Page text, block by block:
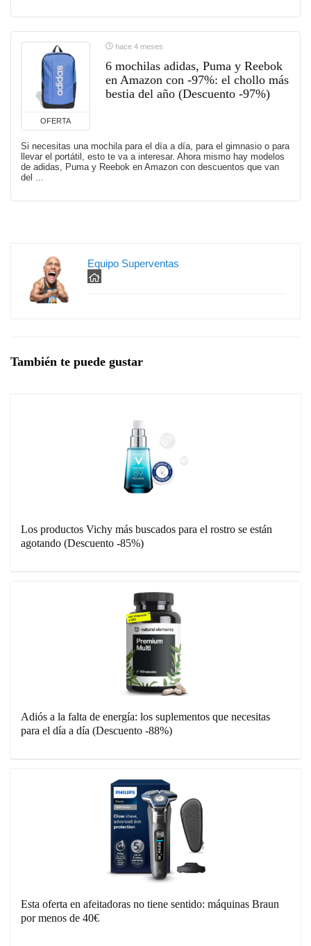
OFERTA
hace 4 meses
6 mochilas adidas, Puma y Reebok
en Amazon con -97%: el chollo más
bestia del año (Descuento -97%)
Si necesitas una mochila para el día a día, para el gimnasio o para
llevar el portátil, esto te va a interesar. Ahora mismo hay modelos
de adidas, Puma y Reebok en Amazon con descuentos que van
del ...
Equipo Superventas
También te puede gustar
Los productos Vichy más buscados para el rostro se están
agotando (Descuento -85%)
Adiós a la falta de energía: los suplementos que necesitas
para el día a día (Descuento -88%)
Esta oferta en afeitadoras no tiene sentido: máquinas Braun
por menos de 40€